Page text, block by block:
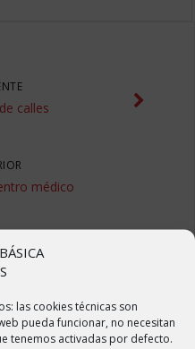
las cookies técnicas son
pueda funcionar, no necesitan
tenemos activadas por defecto.
calles
médico